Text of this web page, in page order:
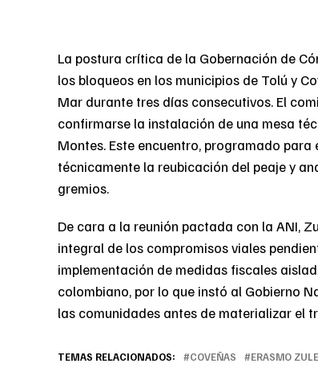
La postura crítica de la Gobernación de
los bloqueos en los municipios de Tolú y
Mar durante tres días consecutivos. El
confirmarse la instalación de una mesa
Montes. Este encuentro, programado
técnicamente la reubicación del peaje y
gremios.
De cara a la reunión pactada con la ANI,
integral de los compromisos viales
implementación de medidas fiscales
colombiano, por lo que instó al Gobierno
las comunidades antes de materializar el
TEMAS RELACIONADOS: COVEÑAS ERASMO